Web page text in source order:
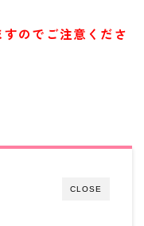
のでご注意くださ
CLOSE